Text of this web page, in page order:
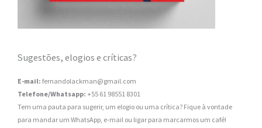
Sugestões, elogios e críticas?
E-mail: fernandolackman@gmail.com
Telefone/Whatsapp: +55 61 98551 8301
Tem uma pauta para sugerir, um elogio ou uma crítica? Fique à vontade
para mandar um WhatsApp, e-mail ou ligar para marcarmos um café!